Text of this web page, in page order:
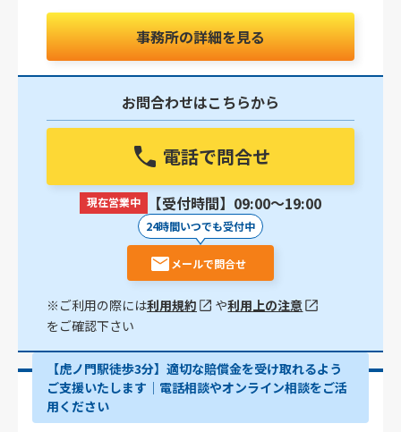
事務所の詳細を見る
お問合わせはこちらから
電話で問合せ
現在営業中 【受付時間】09:00〜19:00
24時間いつでも受付中
メールで問合せ
※ご利用の際には利用規約 や利用上の注意
をご確認下さい
【虎ノ門駅徒歩3分】適切な賠償金を受け取れるよう
ご支援いたします│電話相談やオンライン相談をご活
用ください